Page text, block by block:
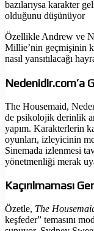
bazılarıysa karakter
olduğunu düşünüyor
Özellikle Andrew ve
Millie’nin geçmişinin
nasıl yansıtılacağı
Nedenidir.com’a
The Housemaid,
de psikolojik derinlik
yapım. Karakterlerin
oyunları, izleyicinin
Sinemada izlenmesi
yönetmenliği merak
Kaçırılmaması
Özetle, The
keşfeder” temasını